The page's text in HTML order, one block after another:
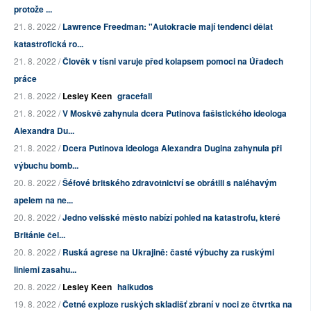
protože ...
21. 8. 2022 /Lawrence Freedman: "Autokracie mají tendenci dělat
katastrofická ro...
21. 8. 2022 /Člověk v tísni varuje před kolapsem pomoci na Úřadech
práce
21. 8. 2022 /Lesley Keen gracefall
21. 8. 2022 /V Moskvě zahynula dcera Putinova fašistického ideologa
Alexandra Du...
21. 8. 2022 /Dcera Putinova ideologa Alexandra Dugina zahynula při
výbuchu bomb...
20. 8. 2022 /Šéfové britského zdravotnictví se obrátili s naléhavým
apelem na ne...
20. 8. 2022 /Jedno velšské město nabízí pohled na katastrofu, které
Británie čel...
20. 8. 2022 /Ruská agrese na Ukrajině: časté výbuchy za ruskými
liniemi zasahu...
20. 8. 2022 /Lesley Keen haikudos
19. 8. 2022 /Četné exploze ruských skladišť zbraní v noci ze čtvrtka na